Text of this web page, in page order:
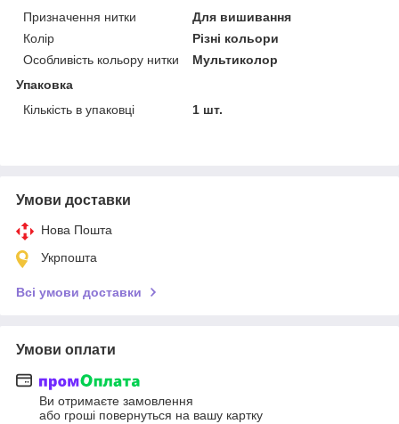
Призначення нитки
Для вишивання
Колір
Різні кольори
Особливість кольору нитки
Мультиколор
Упаковка
Кількість в упаковці
1 шт.
Умови доставки
Нова Пошта
Укрпошта
Всі умови доставки
Умови оплати
Ви отримаєте замовлення
або гроші повернуться на вашу картку